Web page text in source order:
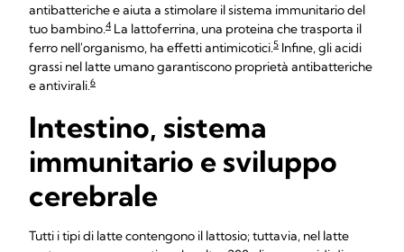
antibatteriche e aiuta a stimolare il sistema immunitario del
tuo bambino.4 La lattoferrina, una proteina che trasporta il
ferro nell'organismo, ha effetti antimicotici.5 Infine, gli acidi
grassi nel latte umano garantiscono proprietà antibatteriche
e antivirali.6
Intestino, sistema
immunitario e sviluppo
cerebrale
Tutti i tipi di latte contengono il lattosio; tuttavia, nel latte